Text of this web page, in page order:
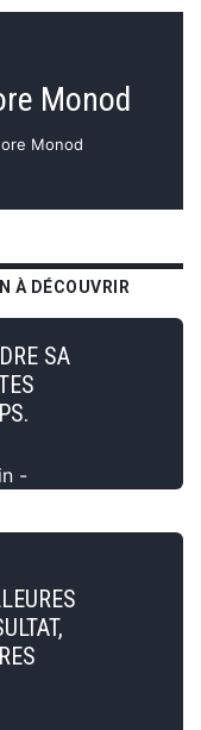
Monod
Monod
À DÉCOUVRIR
SA
-